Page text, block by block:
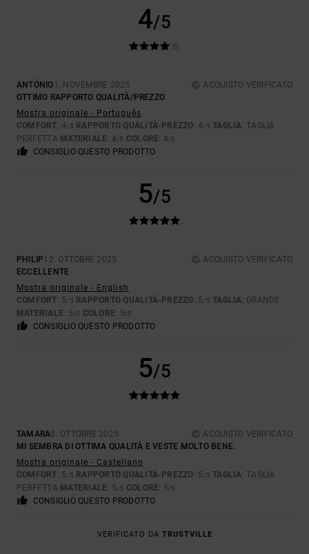
4/5
ANTÓNIO1. NOVEMBRE 2025
ACQUISTO VERIFICATO
OTTIMO RAPPORTO QUALITÀ/PREZZO
Mostra originale - Português
COMFORT: 4/5 RAPPORTO QUALITÀ-PREZZO: 4/5 TAGLIA: TAGLIA
PERFETTA MATERIALE: 4/5 COLORE: 4/5
CONSIGLIO QUESTO PRODOTTO
5/5
PHILIP12. OTTOBRE 2025
ACQUISTO VERIFICATO
ECCELLENTE
Mostra originale - English
COMFORT: 5/5 RAPPORTO QUALITÀ-PREZZO: 5/5 TAGLIA: GRANDE
MATERIALE: 5/5 COLORE: 5/5
CONSIGLIO QUESTO PRODOTTO
5/5
TAMARA8. OTTOBRE 2025
ACQUISTO VERIFICATO
MI SEMBRA DI OTTIMA QUALITÀ E VESTE MOLTO BENE.
Mostra originale - Castellano
COMFORT: 5/5 RAPPORTO QUALITÀ-PREZZO: 5/5 TAGLIA: TAGLIA
PERFETTA MATERIALE: 5/5 COLORE: 5/5
CONSIGLIO QUESTO PRODOTTO
VERIFICATO DA TRUSTVILLE